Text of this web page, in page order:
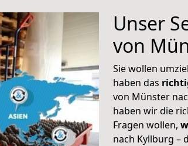
Unser
von
Sie wollen
haben das
von Münster
haben wir die
Fragen wollen,
nach Kyllburg –